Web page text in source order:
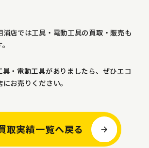
浦店では工具・電動工具の買取・販売も
・電動工具がありましたら、ぜひエコ
お売りください。
取実績一覧へ戻る